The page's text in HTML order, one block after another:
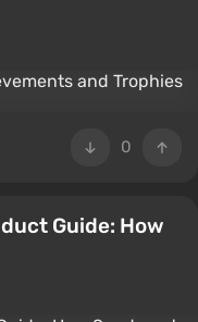
0
Guide: How